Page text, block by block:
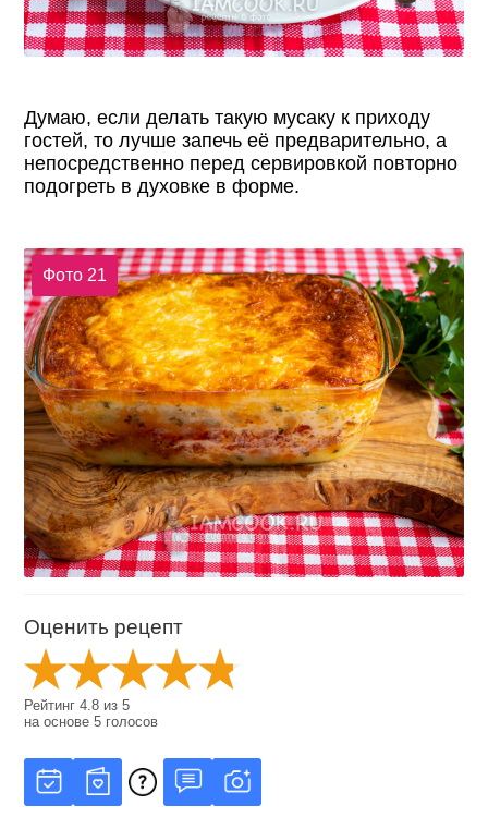
Думаю, если делать такую мусаку к приходу
гостей, то лучше запечь её предварительно, а
непосредственно перед сервировкой повторно
подогреть в духовке в форме.
Фото 21
Оценить рецепт
Рейтинг4.8 из5
на основе5 голосов